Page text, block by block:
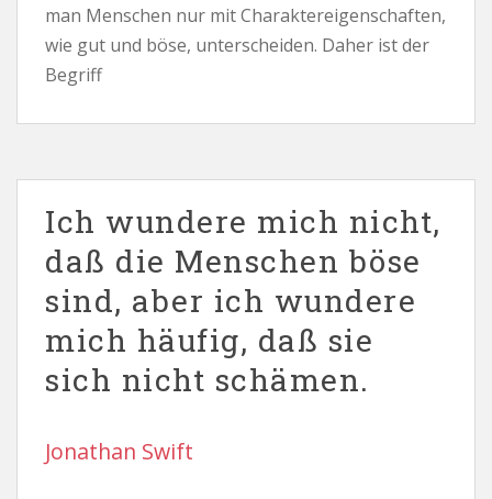
man Menschen nur mit Charaktereigenschaften,
wie gut und böse, unterscheiden. Daher ist der
Begriff
Ich wundere mich nicht,
daß die Menschen böse
sind, aber ich wundere
mich häufig, daß sie
sich nicht schämen.
Jonathan Swift